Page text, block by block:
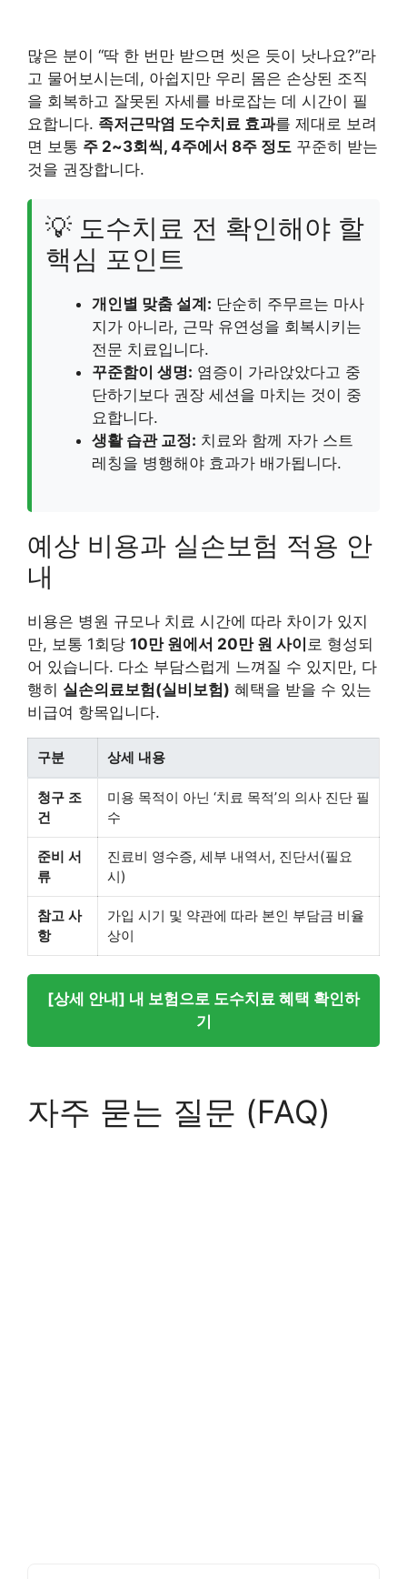
많은 분이 “딱 한 번만 받으면 씻은 듯이 낫나요?”라
고 물어보시는데, 아쉽지만 우리 몸은 손상된 조직
을 회복하고 잘못된 자세를 바로잡는 데 시간이 필
요합니다. 족저근막염 도수치료 효과를 제대로 보려
면 보통 주 2~3회씩, 4주에서 8주 정도 꾸준히 받는
것을 권장합니다.
💡 도수치료 전 확인해야 할
핵심 포인트
개인별 맞춤 설계: 단순히 주무르는 마사
지가 아니라, 근막 유연성을 회복시키는
전문 치료입니다.
꾸준함이 생명: 염증이 가라앉았다고 중
단하기보다 권장 세션을 마치는 것이 중
요합니다.
생활 습관 교정: 치료와 함께 자가 스트
레칭을 병행해야 효과가 배가됩니다.
예상 비용과 실손보험 적용 안
내
비용은 병원 규모나 치료 시간에 따라 차이가 있지
만, 보통 1회당 10만 원에서 20만 원 사이 로 형성되
어 있습니다. 다소 부담스럽게 느껴질 수 있지만, 다
행히 실손의료보험(실비보험) 혜택을 받을 수 있는
비급여 항목입니다.
구분 상세 내용
청구 조
건
미용 목적이 아닌 ‘치료 목적’의 의사 진단 필
수
준비 서
류
진료비 영수증, 세부 내역서, 진단서(필요
시)
참고 사
항
가입 시기 및 약관에 따라 본인 부담금 비율
상이
[상세 안내] 내 보험으로 도수치료 혜택 확인하
기
자주 묻는 질문 (FAQ)